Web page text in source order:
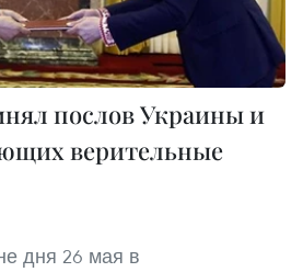
послов Украины и
верительные
дня 26 мая в